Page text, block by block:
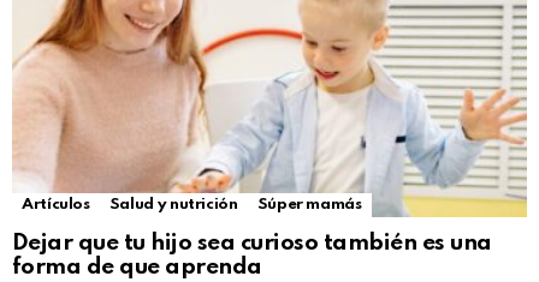
Artículos Salud y nutrición Súper mamás
Dejar que tu hijo sea curioso también es una
forma de que aprenda